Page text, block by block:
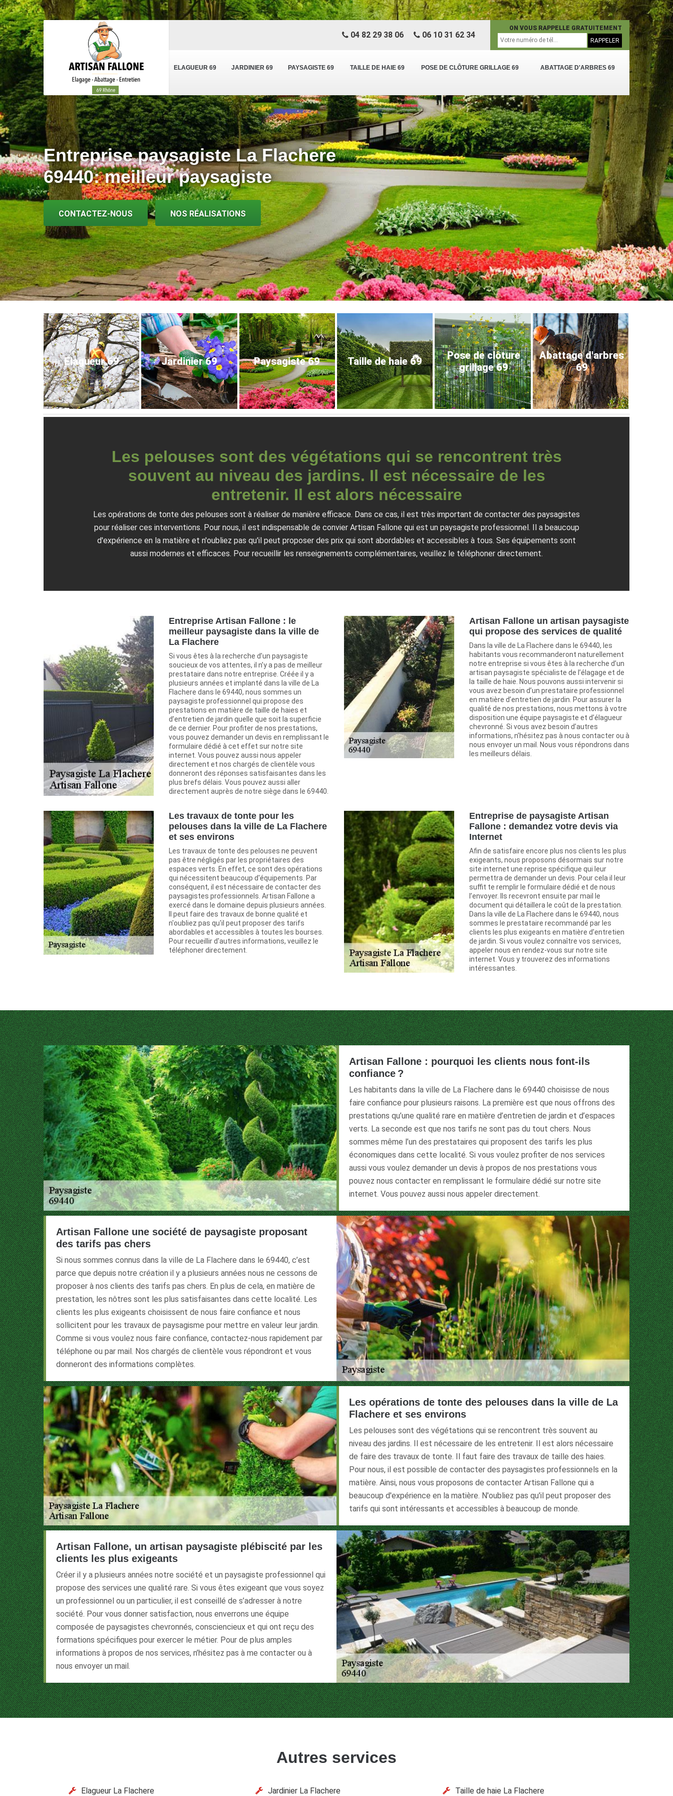
ELAGUEUR 69 JARDINIER 69 PAYSAGISTE 69 TAILLE DE HAIE 69 POSE DE CLÔTURE GRILLAGE 69 ABATTAGE D'ARBRES 69
04 82 29 38 06 06 10 31 62 34
ON VOUS RAPPELLE GRATUITEMENT
Entreprise paysagiste La Flachere
69440: meilleur paysagiste
CONTACTEZ-NOUS NOS RÉALISATIONS
Elagueur 69 Jardinier 69 Paysagiste 69 Taille de haie 69
Pose de clôture
grillage 69
Abattage d'arbres
69
Les pelouses sont des végétations qui se rencontrent très
souvent au niveau des jardins. Il est nécessaire de les
entretenir. Il est alors nécessaire
Les opérations de tonte des pelouses sont à réaliser de manière efficace. Dans ce cas, il est très important de contacter des paysagistes
pour réaliser ces interventions. Pour nous, il est indispensable de convier Artisan Fallone qui est un paysagiste professionnel. Il a beaucoup
d'expérience en la matière et n'oubliez pas qu'il peut proposer des prix qui sont abordables et accessibles à tous. Ses équipements sont
aussi modernes et efficaces. Pour recueillir les renseignements complémentaires, veuillez le téléphoner directement.
Entreprise Artisan Fallone : le
meilleur paysagiste dans la ville de
La Flachere
Si vous êtes à la recherche d’un paysagiste
soucieux de vos attentes, il n’y a pas de meilleur
prestataire dans notre entreprise. Créée il y a
plusieurs années et implanté dans la ville de La
Flachere dans le 69440, nous sommes un
paysagiste professionnel qui propose des
prestations en matière de taille de haies et
d’entretien de jardin quelle que soit la superficie
de ce dernier. Pour profiter de nos prestations,
vous pouvez demander un devis en remplissant le
formulaire dédié à cet effet sur notre site
internet. Vous pouvez aussi nous appeler
directement et nos chargés de clientèle vous
donneront des réponses satisfaisantes dans les
plus brefs délais. Vous pouvez aussi aller
directement auprès de notre siège dans le 69440.
Artisan Fallone un artisan paysagiste
qui propose des services de qualité
Dans la ville de La Flachere dans le 69440, les
habitants vous recommanderont naturellement
notre entreprise si vous êtes à la recherche d’un
artisan paysagiste spécialiste de l’élagage et de
la taille de haie. Nous pouvons aussi intervenir si
vous avez besoin d’un prestataire professionnel
en matière d’entretien de jardin. Pour assurer la
qualité de nos prestations, nous mettons à votre
disposition une équipe paysagiste et d’élagueur
chevronné. Si vous avez besoin d’autres
informations, n’hésitez pas à nous contacter ou à
nous envoyer un mail. Nous vous répondrons dans
les meilleurs délais.
Les travaux de tonte pour les
pelouses dans la ville de La Flachere
et ses environs
Les travaux de tonte des pelouses ne peuvent
pas être négligés par les propriétaires des
espaces verts. En effet, ce sont des opérations
qui nécessitent beaucoup d'équipements. Par
conséquent, il est nécessaire de contacter des
paysagistes professionnels. Artisan Fallone a
exercé dans le domaine depuis plusieurs années.
Il peut faire des travaux de bonne qualité et
n'oubliez pas qu'il peut proposer des tarifs
abordables et accessibles à toutes les bourses.
Pour recueillir d'autres informations, veuillez le
téléphoner directement.
Entreprise de paysagiste Artisan
Fallone : demandez votre devis via
Internet
Afin de satisfaire encore plus nos clients les plus
exigeants, nous proposons désormais sur notre
site internet une reprise spécifique qui leur
permettra de demander un devis. Pour cela il leur
suffit te remplir le formulaire dédié et de nous
l’envoyer. Ils recevront ensuite par mail le
document qui détaillera le coût de la prestation.
Dans la ville de La Flachere dans le 69440, nous
sommes le prestataire recommandé par les
clients les plus exigeants en matière d’entretien
de jardin. Si vous voulez connaître vos services,
appeler nous en rendez-vous sur notre site
internet. Vous y trouverez des informations
intéressantes.
Artisan Fallone : pourquoi les clients nous font-ils
confiance ?
Les habitants dans la ville de La Flachere dans le 69440 choisisse de nous
faire confiance pour plusieurs raisons. La première est que nous offrons des
prestations qu’une qualité rare en matière d’entretien de jardin et d’espaces
verts. La seconde est que nos tarifs ne sont pas du tout chers. Nous
sommes même l’un des prestataires qui proposent des tarifs les plus
économiques dans cette localité. Si vous voulez profiter de nos services
aussi vous voulez demander un devis à propos de nos prestations vous
pouvez nous contacter en remplissant le formulaire dédié sur notre site
internet. Vous pouvez aussi nous appeler directement.
Artisan Fallone une société de paysagiste proposant
des tarifs pas chers
Si nous sommes connus dans la ville de La Flachere dans le 69440, c’est
parce que depuis notre création il y a plusieurs années nous ne cessons de
proposer à nos clients des tarifs pas chers. En plus de cela, en matière de
prestation, les nôtres sont les plus satisfaisantes dans cette localité. Les
clients les plus exigeants choisissent de nous faire confiance et nous
sollicitent pour les travaux de paysagisme pour mettre en valeur leur jardin.
Comme si vous voulez nous faire confiance, contactez-nous rapidement par
téléphone ou par mail. Nos chargés de clientèle vous répondront et vous
donneront des informations complètes.
Les opérations de tonte des pelouses dans la ville de La
Flachere et ses environs
Les pelouses sont des végétations qui se rencontrent très souvent au
niveau des jardins. Il est nécessaire de les entretenir. Il est alors nécessaire
de faire des travaux de tonte. Il faut faire des travaux de taille des haies.
Pour nous, il est possible de contacter des paysagistes professionnels en la
matière. Ainsi, nous vous proposons de contacter Artisan Fallone qui a
beaucoup d'expérience en la matière. N'oubliez pas qu'il peut proposer des
tarifs qui sont intéressants et accessibles à beaucoup de monde.
Artisan Fallone, un artisan paysagiste plébiscité par les
clients les plus exigeants
Créer il y a plusieurs années notre société et un paysagiste professionnel qui
propose des services une qualité rare. Si vous êtes exigeant que vous soyez
un professionnel ou un particulier, il est conseillé de s’adresser à notre
société. Pour vous donner satisfaction, nous enverrons une équipe
composée de paysagistes chevronnés, consciencieux et qui ont reçu des
formations spécifiques pour exercer le métier. Pour de plus amples
informations à propos de nos services, n’hésitez pas à me contacter ou à
nous envoyer un mail.
Autres services
Elagueur La Flachere Jardinier La Flachere Taille de haie La Flachere